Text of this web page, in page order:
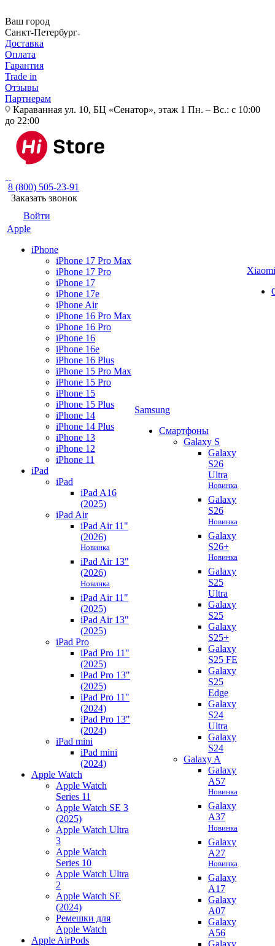
Ваш город
Санкт-Петербург
Доставка
Оплата
Гарантия
Trade in
Отзывы
Партнерам
Караванная ул. 10, БЦ «Сенатор», этаж 1 Пн. – Вс.: с 10:00
до 22:00
8 (800) 505-23-91
Заказать звонок
Войти
Apple
iPhone
iPhone 17 Pro Max
iPhone 17 Pro
iPhone 17
iPhone 17e
iPhone Air
iPhone 16 Pro Max
iPhone 16 Pro
iPhone 16
iPhone 16e
iPhone 16 Plus
iPhone 15 Pro Max
iPhone 15 Pro
iPhone 15
iPhone 15 Plus
iPhone 14
iPhone 14 Plus
iPhone 13
iPhone 12
iPhone 11
iPad
iPad
iPad A16
(2025)
iPad Air
iPad Air 11"
(2026)
Новинка
iPad Air 13"
(2026)
Новинка
iPad Air 11"
(2025)
iPad Air 13"
(2025)
iPad Pro
iPad Pro 11"
(2025)
iPad Pro 13"
(2025)
iPad Pro 11"
(2024)
iPad Pro 13"
(2024)
iPad mini
iPad mini
(2024)
Apple Watch
Apple Watch
Series 11
Apple Watch SE 3
(2025)
Apple Watch Ultra
3
Apple Watch
Series 10
Apple Watch Ultra
2
Apple Watch SE
(2024)
Ремешки для
Apple Watch
Apple AirPods
Samsung
Смартфоны
Galaxy S
Galaxy
S26
Ultra
Новинка
Galaxy
S26
Новинка
Galaxy
S26+
Новинка
Galaxy
S25
Ultra
Galaxy
S25
Galaxy
S25+
Galaxy
S25 FE
Galaxy
S25
Edge
Galaxy
S24
Ultra
Galaxy
S24
Galaxy A
Galaxy
A57
Новинка
Galaxy
A37
Новинка
Galaxy
A27
Новинка
Galaxy
A17
Galaxy
A07
Galaxy
A56
Galaxy
Xiaomi